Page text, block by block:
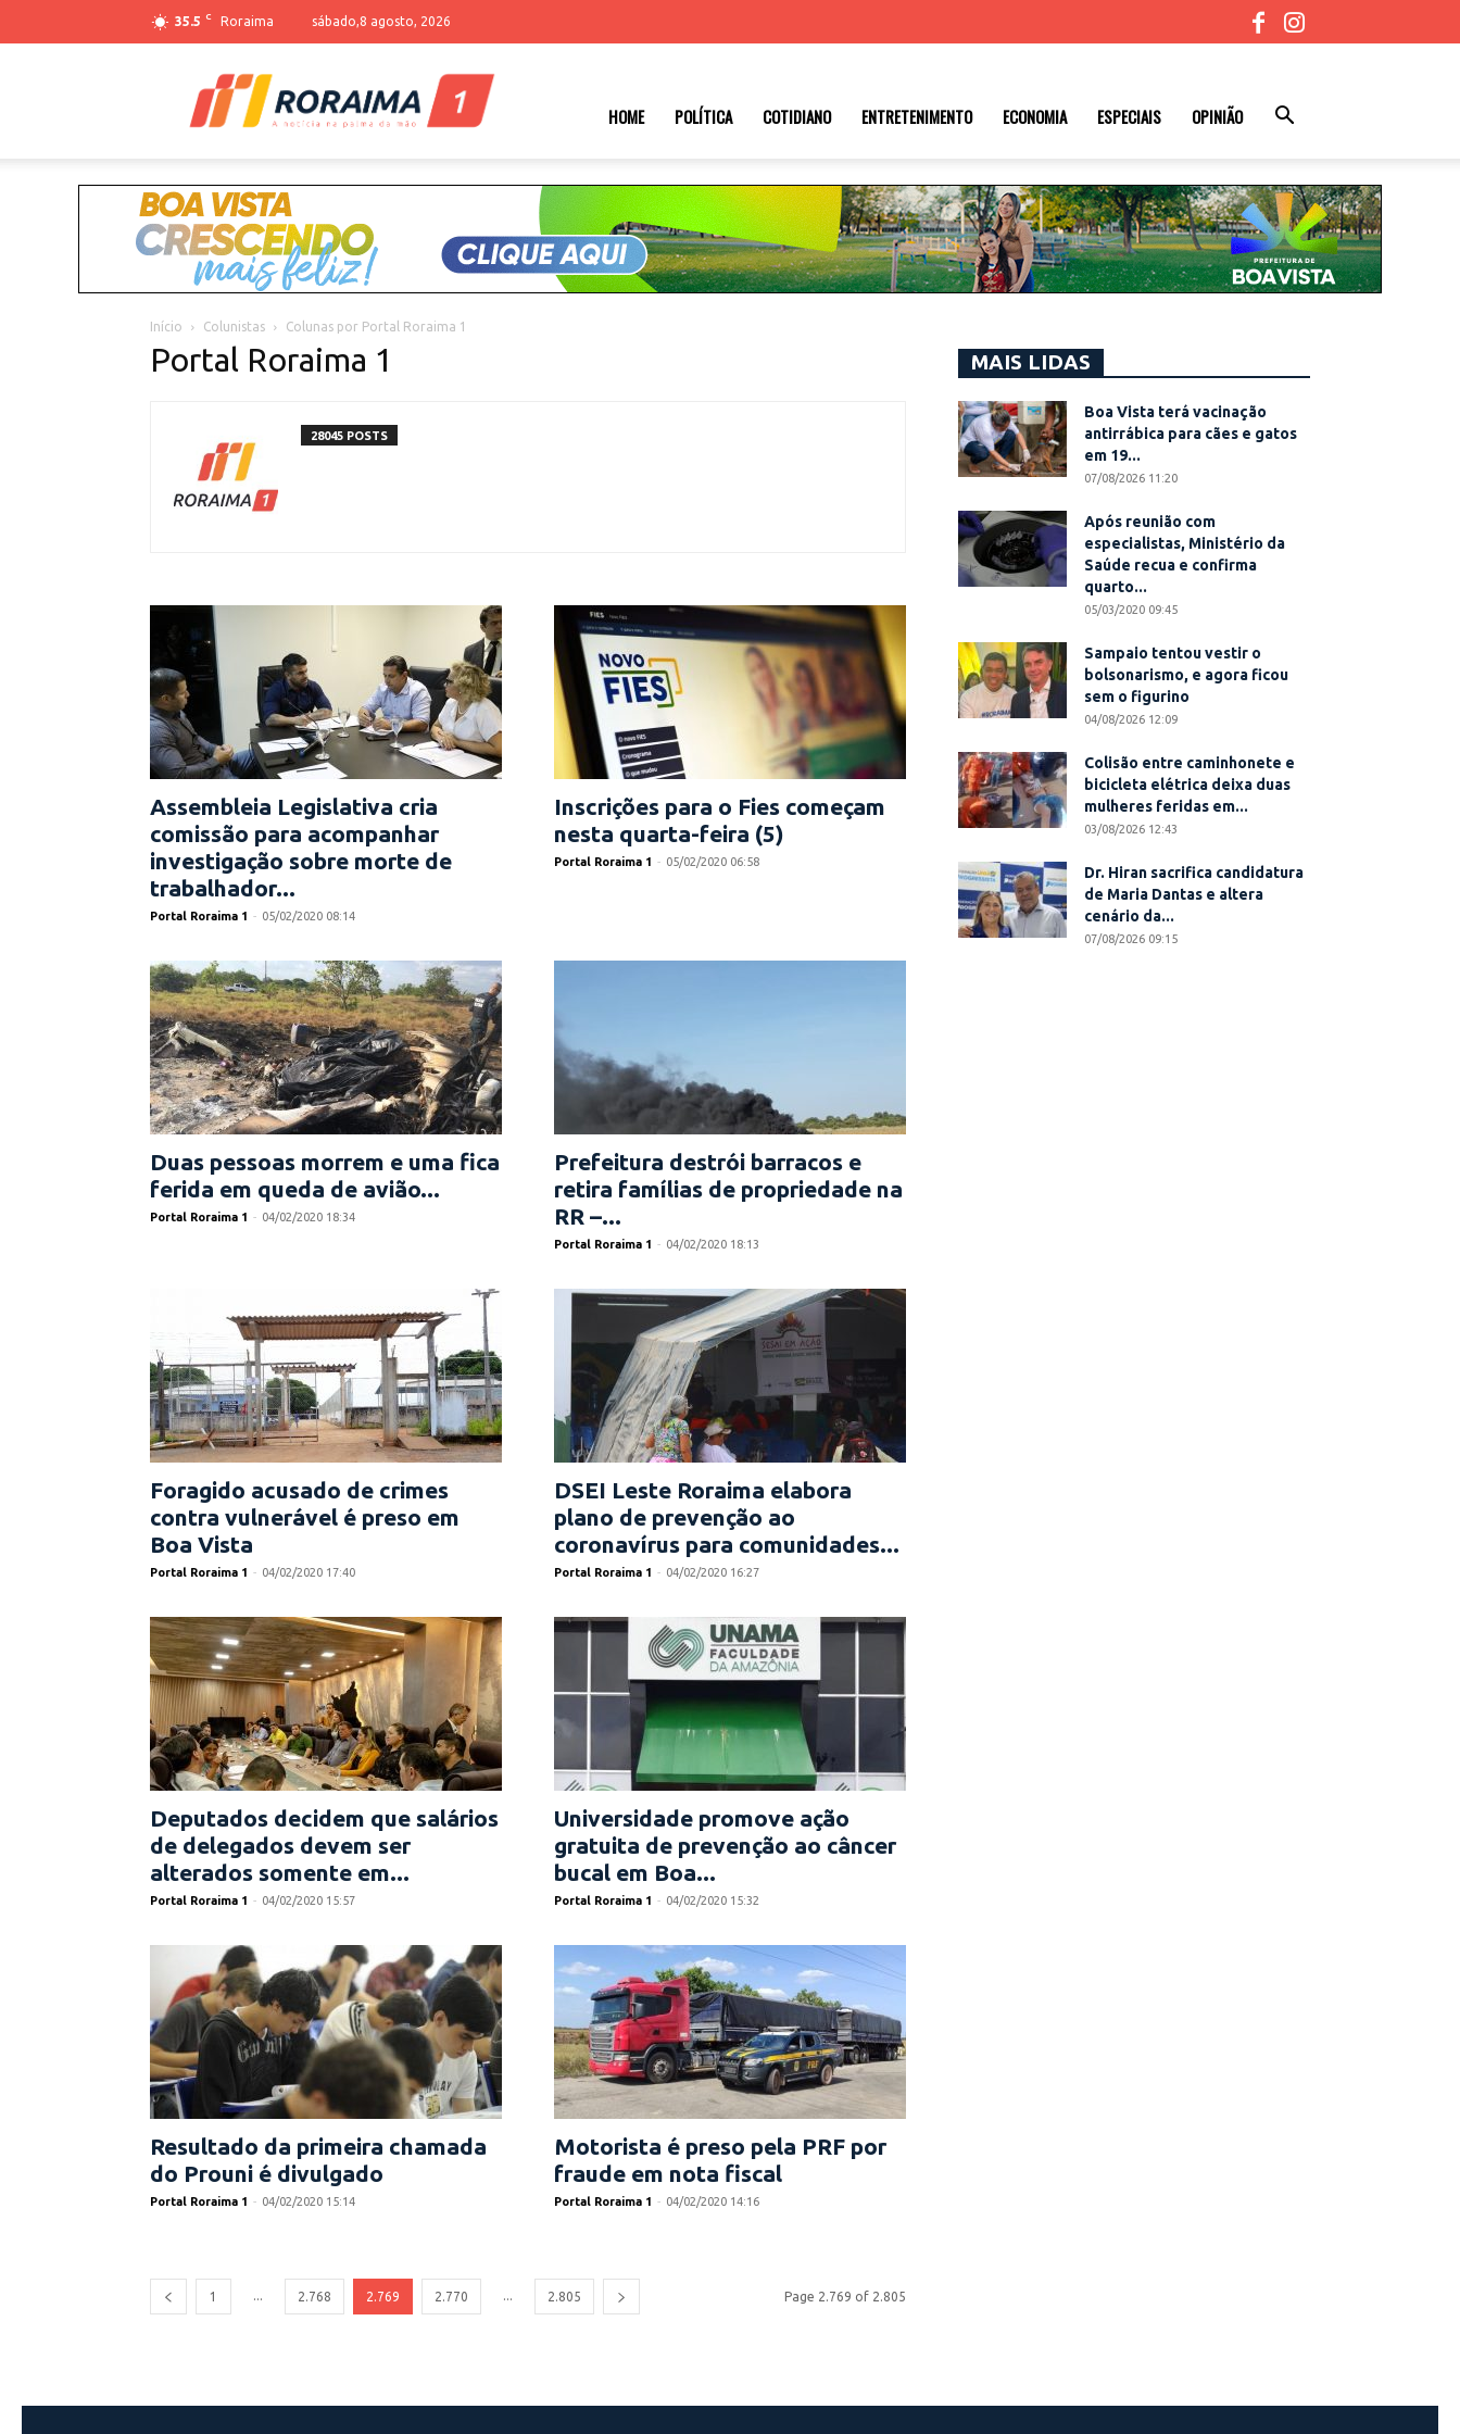
35.5 C Roraima sábado,8 agosto, 2026
HOME POLÍTICA COTIDIANO ENTRETENIMENTO ECONOMIA ESPECIAIS OPINIÃO
Início Colunistas Colunas por Portal Roraima 1
Portal Roraima 1
28045 POSTS
Assembleia Legislativa cria
comissão para acompanhar
investigação sobre morte de
trabalhador...
Portal Roraima 1 - 05/02/2020 08:14
Inscrições para o Fies começam
nesta quarta-feira (5)
Portal Roraima 1 - 05/02/2020 06:58
Duas pessoas morrem e uma fica
ferida em queda de avião...
Portal Roraima 1 - 04/02/2020 18:34
Prefeitura destrói barracos e
retira famílias de propriedade na
RR –...
Portal Roraima 1 - 04/02/2020 18:13
Foragido acusado de crimes
contra vulnerável é preso em
Boa Vista
Portal Roraima 1 - 04/02/2020 17:40
DSEI Leste Roraima elabora
plano de prevenção ao
coronavírus para comunidades...
Portal Roraima 1 - 04/02/2020 16:27
Deputados decidem que salários
de delegados devem ser
alterados somente em...
Portal Roraima 1 - 04/02/2020 15:57
Universidade promove ação
gratuita de prevenção ao câncer
bucal em Boa...
Portal Roraima 1 - 04/02/2020 15:32
Resultado da primeira chamada
do Prouni é divulgado
Portal Roraima 1 - 04/02/2020 15:14
Motorista é preso pela PRF por
fraude em nota fiscal
Portal Roraima 1 - 04/02/2020 14:16
1 ... 2.768 2.769 2.770 ... 2.805 Page 2.769 of 2.805
MAIS LIDAS
Boa Vista terá vacinação
antirrábica para cães e gatos
em 19...
07/08/2026 11:20
Após reunião com
especialistas, Ministério da
Saúde recua e confirma
quarto...
05/03/2020 09:45
Sampaio tentou vestir o
bolsonarismo, e agora ficou
sem o figurino
04/08/2026 12:09
Colisão entre caminhonete e
bicicleta elétrica deixa duas
mulheres feridas em...
03/08/2026 12:43
Dr. Hiran sacrifica candidatura
de Maria Dantas e altera
cenário da...
07/08/2026 09:15